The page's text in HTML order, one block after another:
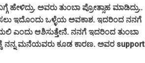
ಅವರು ತುಂಬಾ ಪ್ರೋತ್ಸಾಹ ಮಾಡಿದ್ರು..
ಇದೊಂದು ಒಳ್ಳೆಯ ಅವಕಾಶ. ಇದರಿಂದ ನನಗೆ
ಎಂದು ಆಶಿಸುತ್ತೇನೆ. ನನಗೆ ಇದರಿಂದ ತುಂಬಾ
ನನ್ನ ಮನೆಯವರು ಕೂಡ ಕಾರಣ. ಅವರ support